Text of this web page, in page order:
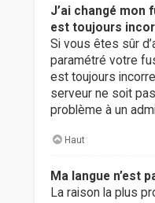
J’ai changé mon
est toujours
Si vous êtes sûr
paramétré votre
est toujours
serveur ne soit
problème à un
Haut
Ma langue n’est
La raison la plus